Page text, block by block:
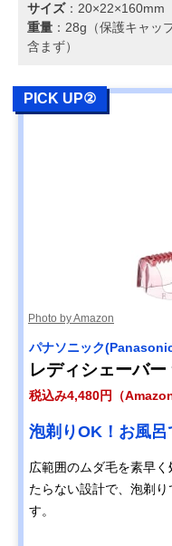
サイズ：20×22×160mm
重量 ：28g（保護キャッ
含まず）
PICK UP②
Photo by Amazon
パナソニック
レディシェーバ
税込み4,480円（Amazon
泡剃りOK！お風
広範囲のムダ毛を素早
たらない設計で、泡剃
す。